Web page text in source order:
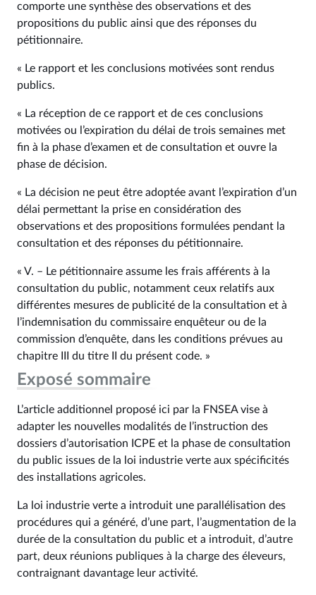
comporte une synthèse des observations et des
propositions du public ainsi que des réponses du
pétitionnaire.
« Le rapport et les conclusions motivées sont rendus
publics.
« La réception de ce rapport et de ces conclusions
motivées ou l’expiration du délai de trois semaines met
fin à la phase d’examen et de consultation et ouvre la
phase de décision.
« La décision ne peut être adoptée avant l’expiration d’un
délai permettant la prise en considération des
observations et des propositions formulées pendant la
consultation et des réponses du pétitionnaire.
« V. – Le pétitionnaire assume les frais afférents à la
consultation du public, notamment ceux relatifs aux
différentes mesures de publicité de la consultation et à
l’indemnisation du commissaire enquêteur ou de la
commission d’enquête, dans les conditions prévues au
chapitre III du titre II du présent code. »
Exposé sommaire
L’article additionnel proposé ici par la FNSEA vise à
adapter les nouvelles modalités de l’instruction des
dossiers d’autorisation ICPE et la phase de consultation
du public issues de la loi industrie verte aux spécificités
des installations agricoles.
La loi industrie verte a introduit une parallélisation des
procédures qui a généré, d’une part, l’augmentation de la
durée de la consultation du public et a introduit, d’autre
part, deux réunions publiques à la charge des éleveurs,
contraignant davantage leur activité.